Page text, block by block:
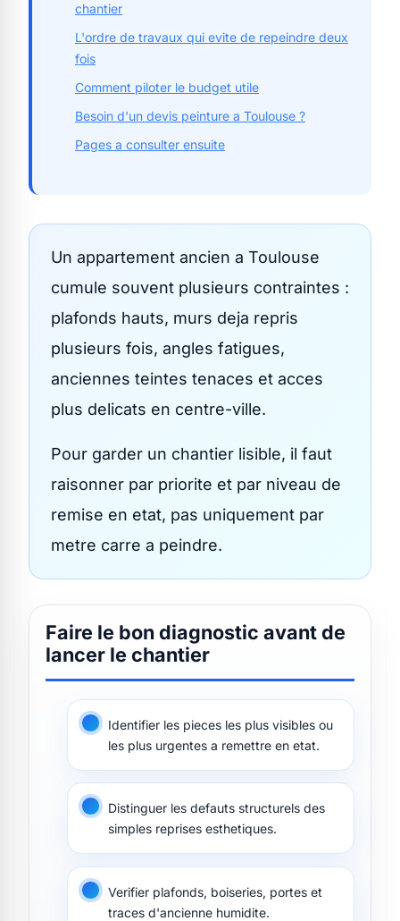
chantier
L'ordre de travaux qui evite de repeindre deux
fois
Comment piloter le budget utile
Besoin d'un devis peinture a Toulouse ?
Pages a consulter ensuite
Un appartement ancien a Toulouse
cumule souvent plusieurs contraintes :
plafonds hauts, murs deja repris
plusieurs fois, angles fatigues,
anciennes teintes tenaces et acces
plus delicats en centre-ville.
Pour garder un chantier lisible, il faut
raisonner par priorite et par niveau de
remise en etat, pas uniquement par
metre carre a peindre.
Faire le bon diagnostic avant de
lancer le chantier
Identifier les pieces les plus visibles ou
les plus urgentes a remettre en etat.
Distinguer les defauts structurels des
simples reprises esthetiques.
Verifier plafonds, boiseries, portes et
traces d'ancienne humidite.